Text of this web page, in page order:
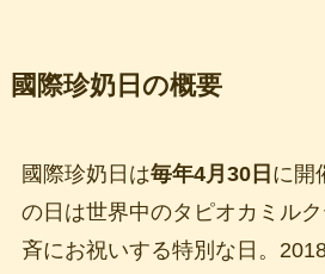
國際珍奶日の概要
國際珍奶日は毎年4月30日 に開
の日は世界中のタピオカミル
斉にお祝いする特別な日。